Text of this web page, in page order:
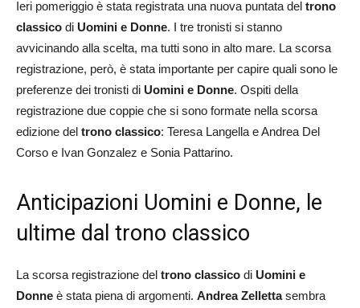
Ieri pomeriggio è stata registrata una nuova puntata del trono
classico di Uomini e Donne. I tre tronisti si stanno
avvicinando alla scelta, ma tutti sono in alto mare. La scorsa
registrazione, però, è stata importante per capire quali sono le
preferenze dei tronisti di Uomini e Donne. Ospiti della
registrazione due coppie che si sono formate nella scorsa
edizione del trono classico: Teresa Langella e Andrea Del
Corso e Ivan Gonzalez e Sonia Pattarino.
Anticipazioni Uomini e Donne, le
ultime dal trono classico
La scorsa registrazione del trono classico di Uomini e
Donne è stata piena di argomenti. Andrea Zellettasembra